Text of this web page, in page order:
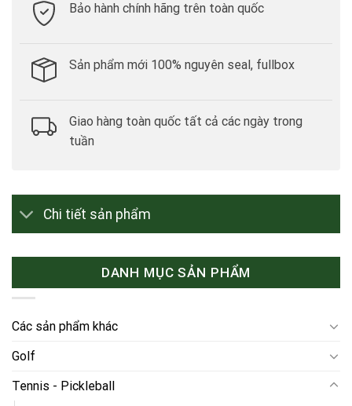
Bảo hành chính hãng trên toàn quốc
Sản phẩm mới 100% nguyên seal, fullbox
Giao hàng toàn quốc tất cả các ngày trong
tuần
Chi tiết sản phẩm
DANH MỤC SẢN PHẨM
Các sản phẩm khác
Golf
Tennis - Pickleball